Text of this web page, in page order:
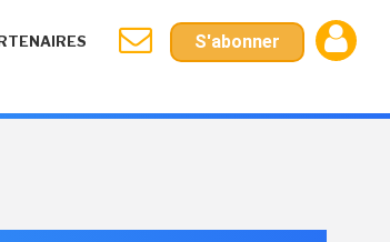
S'abonner